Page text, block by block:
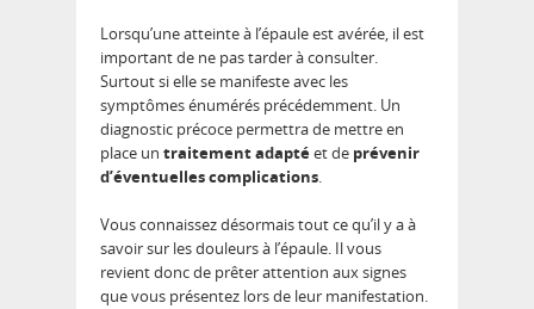
Lorsqu’une atteinte à l’épaule est avérée, il est
important de ne pas tarder à consulter.
Surtout si elle se manifeste avec les
symptômes énumérés précédemment. Un
diagnostic précoce permettra de mettre en
place un traitement adaptéet de prévenir
d’éventuelles complications.
Vous connaissez désormais tout ce qu’il y a à
savoir sur les douleurs à l’épaule. Il vous
revient donc de prêter attention aux signes
que vous présentez lors de leur manifestation.